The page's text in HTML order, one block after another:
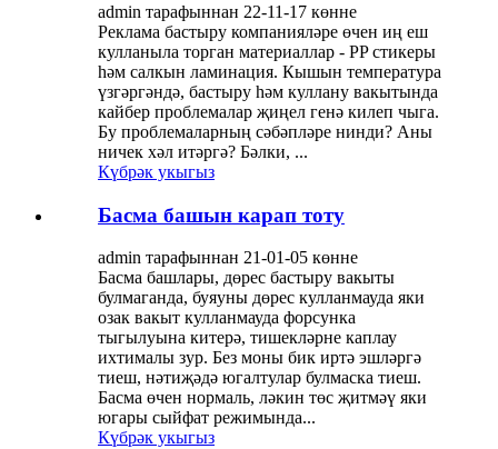
admin тарафыннан 22-11-17 көнне
Реклама бастыру компанияләре өчен иң еш
кулланыла торган материаллар - PP стикеры
һәм салкын ламинация. Кышын температура
үзгәргәндә, бастыру һәм куллану вакытында
кайбер проблемалар җиңел генә килеп чыга.
Бу проблемаларның сәбәпләре нинди? Аны
ничек хәл итәргә? Бәлки, ...
Күбрәк укыгыз
Басма башын карап тоту
admin тарафыннан 21-01-05 көнне
Басма башлары, дөрес бастыру вакыты
булмаганда, буяуны дөрес кулланмауда яки
озак вакыт кулланмауда форсунка
тыгылуына китерә, тишекләрне каплау
ихтималы зур. Без моны бик иртә эшләргә
тиеш, нәтиҗәдә югалтулар булмаска тиеш.
Басма өчен нормаль, ләкин төс җитмәү яки
югары сыйфат режимында...
Күбрәк укыгыз